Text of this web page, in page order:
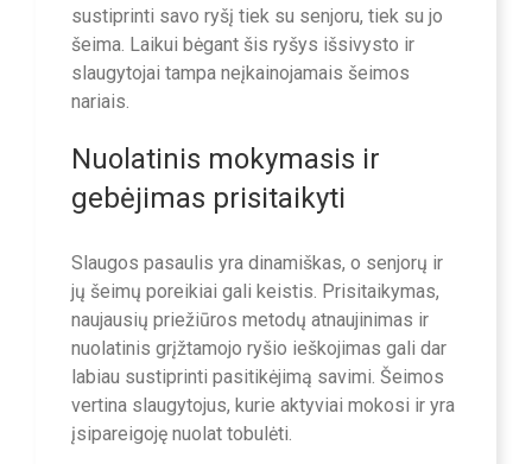
sustiprinti savo ryšį tiek su senjoru, tiek su jo
šeima. Laikui bėgant šis ryšys išsivysto ir
slaugytojai tampa neįkainojamais šeimos
nariais.
Nuolatinis mokymasis ir
gebėjimas prisitaikyti
Slaugos pasaulis yra dinamiškas, o senjorų ir
jų šeimų poreikiai gali keistis. Prisitaikymas,
naujausių priežiūros metodų atnaujinimas ir
nuolatinis grįžtamojo ryšio ieškojimas gali dar
labiau sustiprinti pasitikėjimą savimi. Šeimos
vertina slaugytojus, kurie aktyviai mokosi ir yra
įsipareigoję nuolat tobulėti.